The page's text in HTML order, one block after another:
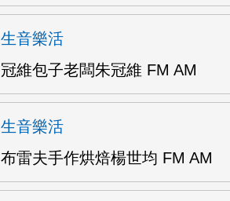
生音樂活
冠維包子老闆朱冠維 FM AM
生音樂活
布雷夫手作烘焙楊世均 FM AM